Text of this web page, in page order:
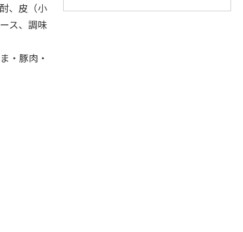
、皮（小
ス、調味
酸味料
・豚肉・